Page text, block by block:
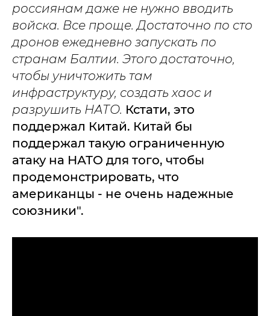
россиянам даже не нужно вводить
войска. Все проще. Достаточно по сто
дронов ежедневно запускать по
странам Балтии. Этого достаточно,
чтобы уничтожить там
инфраструктуру, создать хаос и
разрушить НАТО. Кстати, это
поддержал Китай. Китай бы
поддержал такую ограниченную
атаку на НАТО для того, чтобы
продемонстрировать, что
американцы - не очень надежные
союзники".